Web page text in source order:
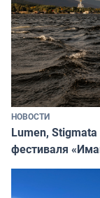
НОВОСТИ
Lumen,
фестиваля